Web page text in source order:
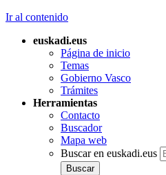
Ir al contenido
euskadi.eus
Página de inicio
Temas
Gobierno Vasco
Trámites
Herramientas
Contacto
Buscador
Mapa web
Buscar en euskadi.eus